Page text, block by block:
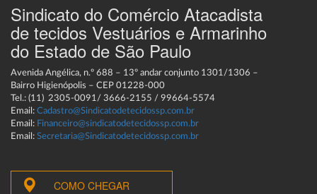
Sindicato do Comércio Atacadista
de tecidos Vestuários e Armarinho
do Estado de São Paulo
Avenida Angélica, n.º 688 – 13º andar conjunto 1301/1306 –
Bairro Higienópolis – CEP 01228-000
Tel.: (11) 2305-0091/ 3666-2155 / 99664-5574
Email: Cadastro@Sindicatodetecidossp.com.br
Email: Financeiro@sindicatodetecidossp.com.br
Email: Secretaria@Sindicatodetecidossp.com.br
COMO CHEGAR